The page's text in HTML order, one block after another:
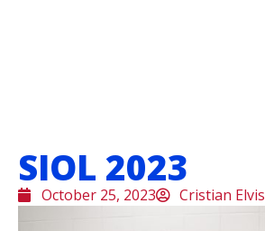
SIOL 2023
October 25, 2023 Cristian Elvis